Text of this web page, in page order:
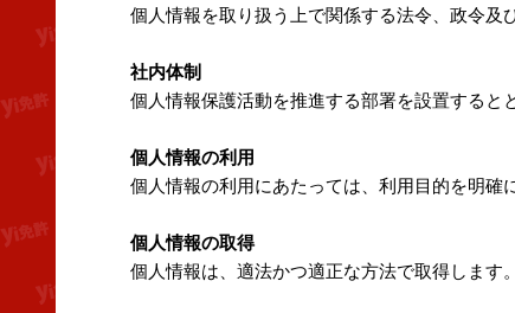
個人情報を取り扱う上で関係する法令、政令及
社内体制
個人情報保護活動を推進する部署を設置すると
個人情報の利用
個人情報の利用にあたっては、利用目的を明確
個人情報の取得
個人情報は、適法かつ適正な方法で取得します。